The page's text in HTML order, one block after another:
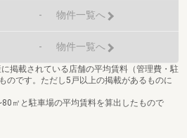
- 物件一覧へ
- 物件一覧へ
掲載されている店舗の平均賃料（管理費・駐
のです。ただし5戸以上の掲載があるものに
㎡と駐車場の平均賃料を算出したもので